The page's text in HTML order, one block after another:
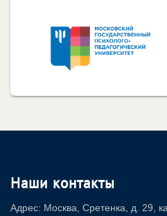
Наши контакты
Адрес: Москва, Сретенка, д. 29,